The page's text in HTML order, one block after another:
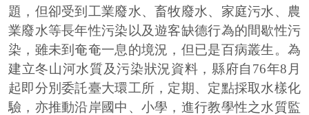
題，但卻受到工業廢水、畜牧廢水、家庭污水、農
業廢水等長年性污染以及遊客缺德行為的間歇性污
染，雖未到奄奄一息的境況，但已是百病叢生。為
建立冬山河水質及污染狀況資料，縣府自76年8月
起即分別委託臺大環工所，定期、定點採取水樣化
驗，亦推動沿岸國中、小學，進行教學性之水質監